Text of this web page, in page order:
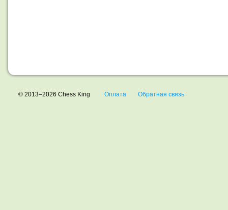
© 2013–2026 Chess King Оплата Обратная связь